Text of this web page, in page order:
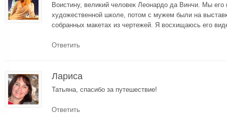
Воистину, великий человек Леонардо да Винчи. Мы его
художественной школе, потом с мужем были на
собранных макетах из чертежей. Я восхищаюсь его
Ответить
Лариса
Татьяна, спасибо за путешествие!
Ответить